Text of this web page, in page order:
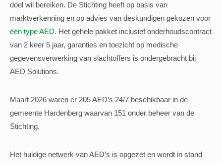
doel wil bereiken. De Stichting heeft op basis van
marktverkenning en op advies van deskundigen gekozen voor
één type AED. Het gehele pakket inclusief onderhoudscontract
van 2 keer 5 jaar, garanties en toezicht op medische
gegevensverwerking van slachtoffers is ondergebracht bij
AED Solutions.
Maart 2026 waren er 205 AED’s 24/7 beschikbaar in de
gemeente Hardenberg waarvan 151 onder beheer van de
Stichting.
Het huidige netwerk van AED’s is opgezet en wordt in stand